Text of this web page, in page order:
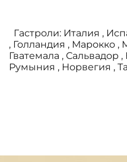
Гастроли: Италия ,
, Голландия , Марокко ,
Гватемала , Сальвадор
Румыния , Норвегия ,